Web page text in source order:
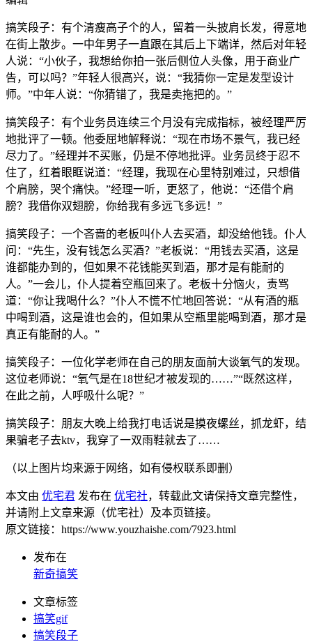
搞笑段子：有个清瘦高子个的人，留着一头披肩长发，得意地
在街上散步。一中年男子一直跟在其后上下端详，然后对年轻
人说：“小伙子，我想给你拍一张后侧位人头像，用于商业广
告，可以吗？”年轻人很高兴，说：“我猜你一定是发型设计
师。”中年人说：“你猜错了，我是卖拖把的。”
搞笑段子：有个业务员连续三个月没有完成指标，被经理严厉
地批评了一顿。他委屈地解释说：“现在市场不景气，我已经
尽力了。”经理并不买账，仍是不停地批评。业务员终于忍不
住了，红着眼眶说道：“经理，我现在心里特别难过，只想借
个肩膀，哭个痛快。”经理一听，更怒了，他说：“还借个肩
膀？我借你双翅膀，你给我有多远飞多远！”
搞笑段子：一个吝啬的老板叫仆人去买酒，却没给他钱。仆人
问：“先生，没有钱怎么买酒？”老板说：“用钱去买酒，这是
谁都能办到的，但如果不花钱能买到酒，那才是有能耐的
人。”一会儿，仆人提着空瓶回来了。老板十分恼火，责骂
道：“你让我喝什么？”仆人不慌不忙地回答说：“从有酒的瓶
中喝到酒，这是谁也会的，但如果从空瓶里能喝到酒，那才是
真正有能耐的人。”
搞笑段子：一位化学老师在自己的朋友面前大谈氧气的发现。
这位老师说：“氧气是在18世纪才被发现的……”“既然这样，
在此之前，人呼吸什么呢？”
搞笑段子：朋友大晚上给我打电话说是摸夜螺丝，抓龙虾，结
果骗老子去ktv，我穿了一双雨鞋就去了……
（以上图片均来源于网络，如有侵权联系即删）
本文由 优宅君 发布在 优宅社，转载此文请保持文章完整性，
并请附上文章来源（优宅社）及本页链接。
原文链接：https://www.youzhaishe.com/7923.html
发布在
新奇搞笑
文章标签
搞笑gif
搞笑段子